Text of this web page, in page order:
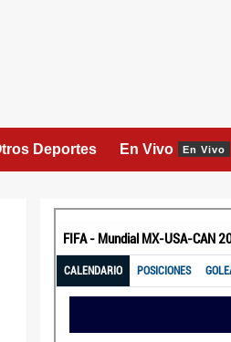
Deportes En Vivo En Vivo